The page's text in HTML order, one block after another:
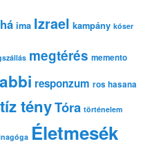
ima Izrael kampány kóser
megtérés memento
responzum ros hasana
tíz tényTóra történelem
Életmesék